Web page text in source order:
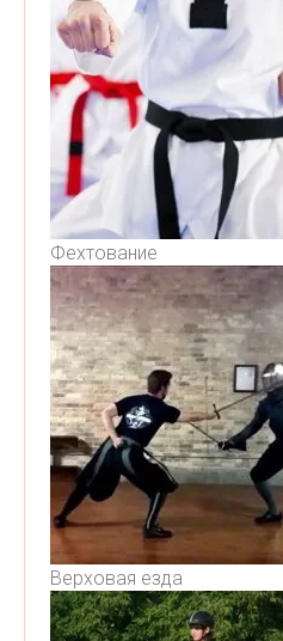
Фехтование
Верховая езда